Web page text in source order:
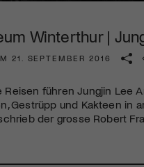
Winterthur |
21. SEPTEMBER 2016
führen Jungjin Lee
Gestrüpp und Kakteen
der grosse Robert
Jetzt Mitglied werden